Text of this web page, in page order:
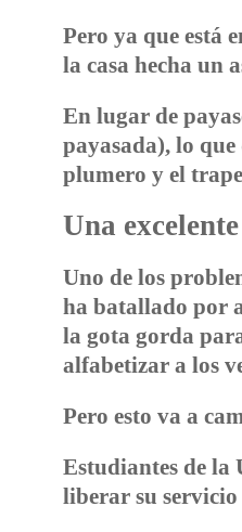
Pero ya que está
la casa hecha un
En lugar de
payasada), lo
plumero y el
Una
Uno de los
ha batallado por
la gota gorda
alfabetizar a los
Pero esto va a
Estudiantes de la
liberar su servicio